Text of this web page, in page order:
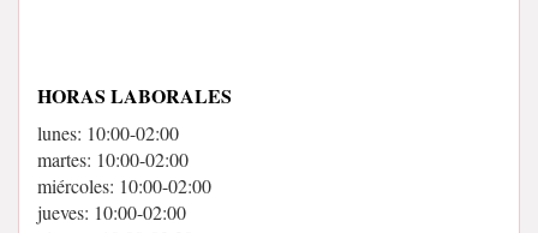
HORAS LABORALES
lunes: 10:00-02:00
martes: 10:00-02:00
miércoles: 10:00-02:00
jueves: 10:00-02:00